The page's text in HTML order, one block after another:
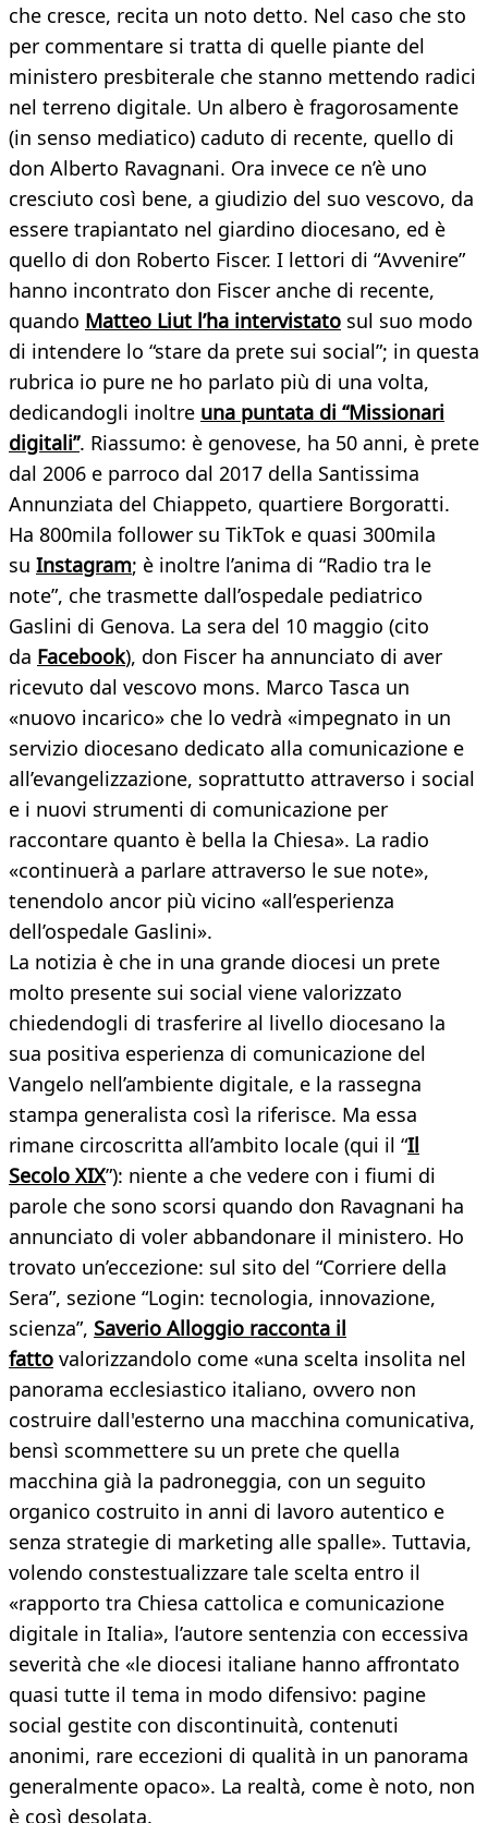
che cresce, recita un noto detto. Nel caso che sto
per commentare si tratta di quelle piante del
ministero presbiterale che stanno mettendo radici
nel terreno digitale. Un albero è fragorosamente
(in senso mediatico) caduto di recente, quello di
don Alberto Ravagnani. Ora invece ce n’è uno
cresciuto così bene, a giudizio del suo vescovo, da
essere trapiantato nel giardino diocesano, ed è
quello di don Roberto Fiscer. I lettori di “Avvenire”
hanno incontrato don Fiscer anche di recente,
quando Matteo Liut l’ha intervistato sul suo modo
di intendere lo “stare da prete sui social”; in questa
rubrica io pure ne ho parlato più di una volta,
dedicandogli inoltre una puntata di “Missionari
digitali”. Riassumo: è genovese, ha 50 anni, è prete
dal 2006 e parroco dal 2017 della Santissima
Annunziata del Chiappeto, quartiere Borgoratti.
Ha 800mila follower su TikTok e quasi 300mila
su Instagram; è inoltre l’anima di “Radio tra le
note”, che trasmette dall’ospedale pediatrico
Gaslini di Genova. La sera del 10 maggio (cito
da Facebook), don Fiscer ha annunciato di aver
ricevuto dal vescovo mons. Marco Tasca un
«nuovo incarico» che lo vedrà «impegnato in un
servizio diocesano dedicato alla comunicazione e
all’evangelizzazione, soprattutto attraverso i social
e i nuovi strumenti di comunicazione per
raccontare quanto è bella la Chiesa». La radio
«continuerà a parlare attraverso le sue note»,
tenendolo ancor più vicino «all’esperienza
dell’ospedale Gaslini».
La notizia è che in una grande diocesi un prete
molto presente sui social viene valorizzato
chiedendogli di trasferire al livello diocesano la
sua positiva esperienza di comunicazione del
Vangelo nell’ambiente digitale, e la rassegna
stampa generalista così la riferisce. Ma essa
rimane circoscritta all’ambito locale (qui il “Il
Secolo XIX”): niente a che vedere con i fiumi di
parole che sono scorsi quando don Ravagnani ha
annunciato di voler abbandonare il ministero. Ho
trovato un’eccezione: sul sito del “Corriere della
Sera”, sezione “Login: tecnologia, innovazione,
scienza”, Saverio Alloggio racconta il
fatto valorizzandolo come «una scelta insolita nel
panorama ecclesiastico italiano, ovvero non
costruire dall'esterno una macchina comunicativa,
bensì scommettere su un prete che quella
macchina già la padroneggia, con un seguito
organico costruito in anni di lavoro autentico e
senza strategie di marketing alle spalle». Tuttavia,
volendo constestualizzare tale scelta entro il
«rapporto tra Chiesa cattolica e comunicazione
digitale in Italia», l’autore sentenzia con eccessiva
severità che «le diocesi italiane hanno affrontato
quasi tutte il tema in modo difensivo: pagine
social gestite con discontinuità, contenuti
anonimi, rare eccezioni di qualità in un panorama
generalmente opaco». La realtà, come è noto, non
è così desolata.